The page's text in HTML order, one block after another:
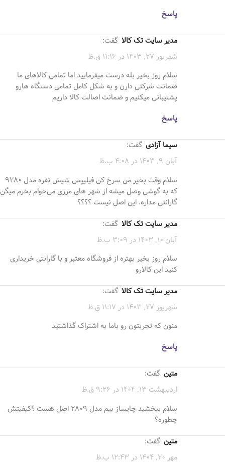
پاسخ
مدیر سایت تک کالا گفت:
شهریور 27, 1403 در 11:16 ق.ظ
سلام روز بخیر بله درست میفرمایید اما تمامی کالاهای ما
ضمانت شرکتی دارن و به شکل کامل تمامی دستگاه هارو
پشتیبانی میکنیم و ضمانت اصالت کالا داریم
پاسخ
سیما آزادی گفت:
آبان 9, 1403 در 4:08 ب.ظ
سلام وقت بخیر من سرخ کن فیلیپس شیش نفره مدل ۹۲۸۰
که به گوشی وصل میشه از شهر های مرزی می‌خوام بخرم میگن
گارانتی مداره. این اصل نیست ؟؟؟؟
مدیر سایت تک کالا گفت:
آبان 10, 1403 در 3:09 ب.ظ
سلام روز بخیر بهتره از فروشگاه معتبر و با گارانتی خریداری
کنید این کالارو
مدیر سایت تک کالا گفت:
شهریور 27, 1403 در 11:17 ق.ظ
منون که تجربتون رو باما به اشتراک گذاشتید
پاسخ
متین گفت:
اردیبهشت 13, 1404 در 9:26 ق.ظ
سلام ببخشید چایساز بیم مدل ۲۸۰۹ اصل هست ؟کیفیتش
چطوره؟
متین گفت:
مهر 20, 1404 در 12:43 ب.ظ